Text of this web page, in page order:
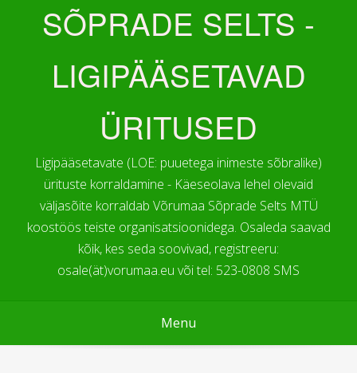
SÕPRADE SELTS -
LIGIPÄÄSETAVAD
ÜRITUSED
Ligipääsetavate (LOE: puuetega inimeste sõbralike)
ürituste korraldamine - Käeseolava lehel olevaid
väljasõite korraldab Võrumaa Sõprade Selts MTÜ
koostöös teiste organisatsioonidega. Osaleda saavad
kõik, kes seda soovivad, registreeru:
osale(ät)vorumaa.eu või tel: 523-0808 SMS
Menu